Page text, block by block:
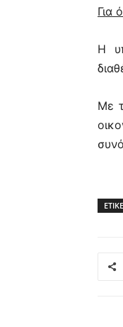
Για
Η
Με